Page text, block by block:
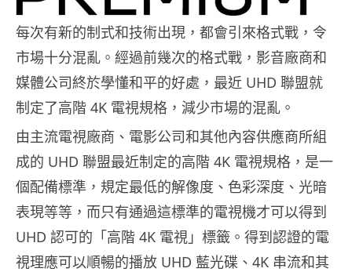
每次有新的制式和技術出現，都會引來格式戰，令
市場十分混亂。經過前幾次的格式戰，影音廠商和
媒體公司終於學懂和平的好處，最近 UHD 聯盟就
制定了高階 4K 電視規格，減少市場的混亂。
由主流電視廠商、電影公司和其他內容供應商所組
成的 UHD 聯盟最近制定的高階 4K 電視規格，是一
個配備標準，規定最低的解像度、色彩深度、光暗
表現等等，而只有通過這標準的電視機才可以得到
UHD 認可的「高階 4K 電視」標籤。得到認證的電
視理應可以順暢的播放 UHD 藍光碟、4K 串流和其